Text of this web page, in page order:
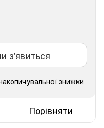
з'явиться
знижки
Порівняти